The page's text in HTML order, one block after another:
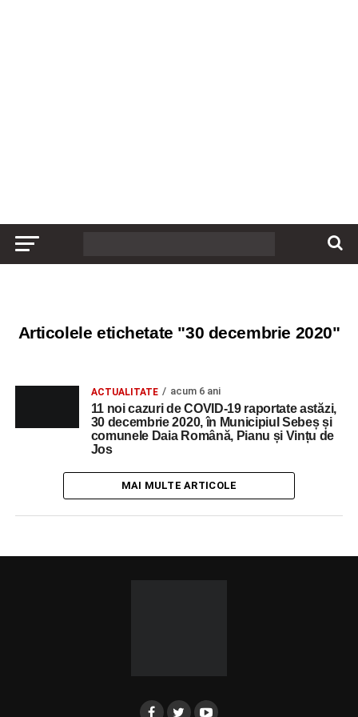
Articolele etichetate "30 decembrie 2020"
ACTUALITATE acum 6 ani
11 noi cazuri de COVID-19 raportate astăzi,
30 decembrie 2020, în Municipiul Sebeș și
comunele Daia Română, Pianu și Vințu de
Jos
MAI MULTE ARTICOLE